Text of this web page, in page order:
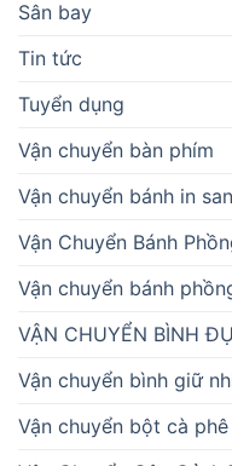
Sân bay
Tin tức
Tuyển dụng
Vận chuyển bàn phím
Vận chuyển bánh in
Vận Chuyển Bánh
Vận chuyển bánh
VẬN CHUYỂN BÌNH
Vận chuyển bình giữ
Vận chuyển bột cà